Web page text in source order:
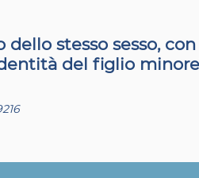
stesso sesso,
del figlio